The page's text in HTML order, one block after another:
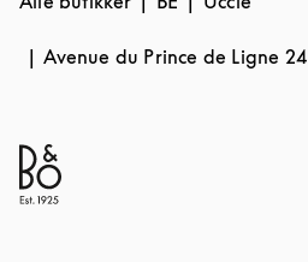
Avenue du Prince de Ligne 24